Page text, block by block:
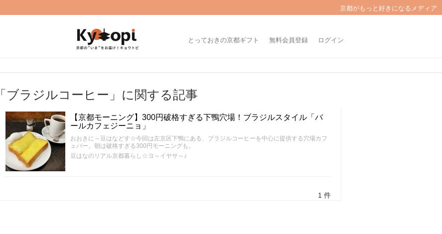
京都がもっと好きになるメディア
とっておきの京都ギフト 無料会員登録 ログイン
「ブラジルコーヒー」に関する記事
【京都モーニング】300円破格すぎる下鴨穴場！ブラジルスタイル「バ
ールカフェジーニョ」
おおきに～豆はなどす☆今回は左京区下鴨にある、ブラジルコーヒーを中心に提供する穴場カフ
ェバー。朝は破格すぎる300円モーニングも。
豆はなのリアル京都暮らし☆ヨ～イヤサ～♪
1 件